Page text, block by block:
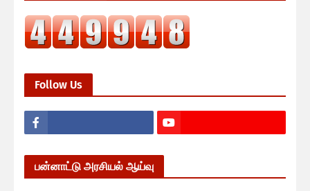
Follow Us
பன்னாட்டு அரசியல் ஆய்வு